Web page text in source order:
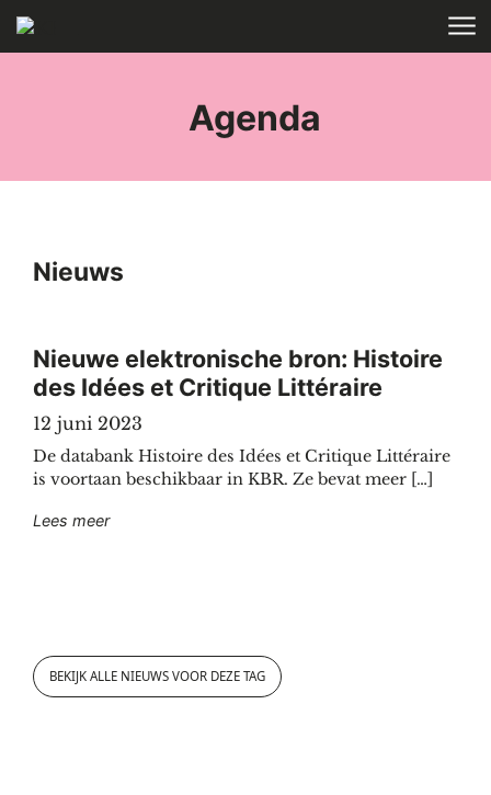
Skip to main content
Agenda
Nieuws
Nieuwe elektronische bron: Histoire
des Idées et Critique Littéraire
12 juni 2023
De databank Histoire des Idées et Critique Littéraire
is voortaan beschikbaar in KBR. Ze bevat meer […]
Lees meer"Nieuwe elektronische bron: Histoire des Idées et
BEKIJK ALLE NIEUWS VOOR DEZE TAG